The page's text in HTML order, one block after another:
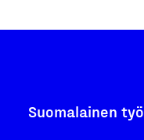
Suomalainen